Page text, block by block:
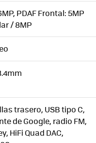
PDAF Frontal: 5MP
/ 8MP
trasero, USB tipo C,
de Google, radio FM,
HiFi Quad DAC,